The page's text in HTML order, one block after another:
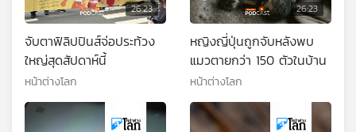
26:23
จับตาฟิลิปปินส์จ่อประท้วง
ใหญ่สุดสัปดาห์นี้
หน้าต่างโลก
26:23
หญิงญี่ปุ่นถูกจับหลังพบ
แมวตายกว่า 150 ตัวในบ้าน
หน้าต่างโลก